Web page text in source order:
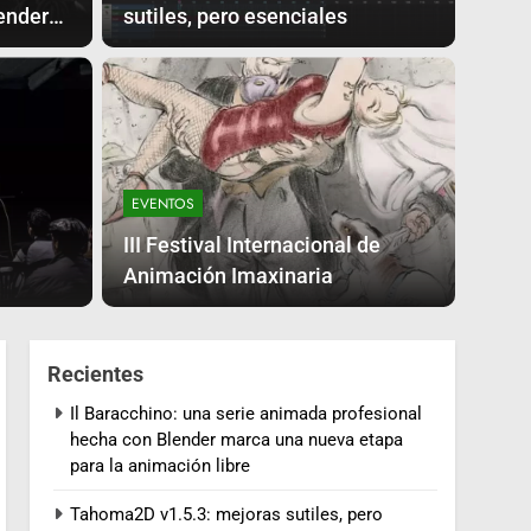
Aires
Quirinux en lugares emblematicos de
nacer el proyecto, en Argentina.
la
sutiles, pero esenciales
EVENTOS
III Festival Internacional de
Animación Imaxinaria
Recientes
Il Baracchino: una serie animada profesional
hecha con Blender marca una nueva etapa
para la animación libre
Tahoma2D v1.5.3: mejoras sutiles, pero